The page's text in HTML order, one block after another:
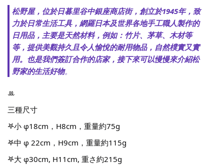
松野屋，位於日暮里谷中銀座商店街，創立於1945年，致
力於日常生活工具，網羅日本及世界各地手工職人製作的
日用品，主要是天然材料，例如：竹片、茅草、木材等
等，提供美觀持久且令人愉悅的耐用物品，自然樸實又實
用。也是我們簽訂合作的店家，接下來可以慢慢來介紹松
野家的生活好物。
ꔛ
三種尺寸
𖤐小 φ18cm，H8cm，重量約75g
𖤐中 φ 22cm，H9cm，重量約115g
𖤐大 φ30cm, H11cm, 重さ約215g